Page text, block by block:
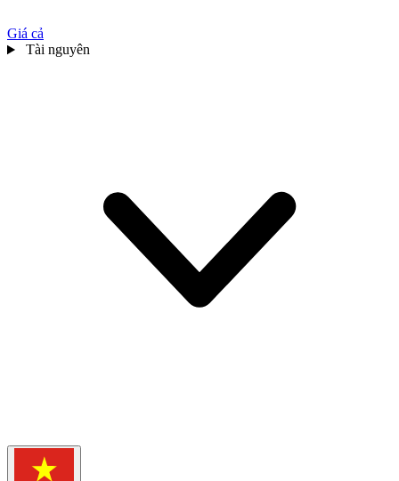
Giá cả
Tài nguyên